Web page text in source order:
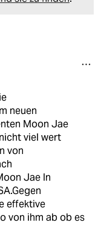
neuen
Moon Jae
viel wert
von
Jae In
effektive
von ihm ab ob es